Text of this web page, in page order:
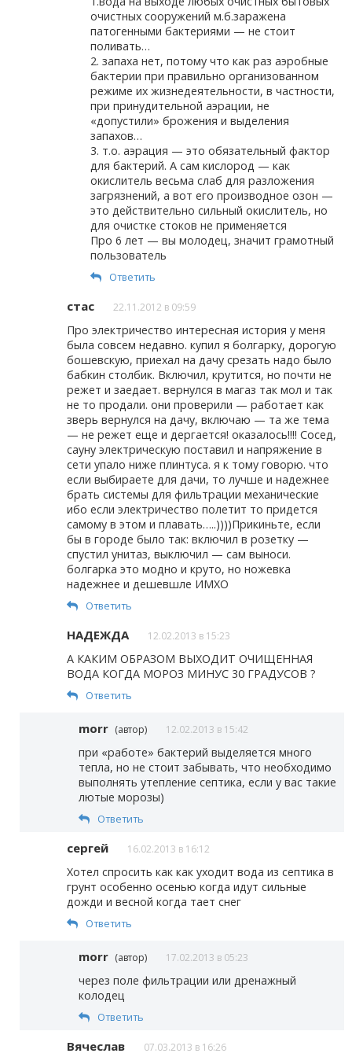
очистных сооружений м.б.заражена
патогенными бактериями — не стоит
поливать…
2. запаха нет, потому что как раз аэробные
бактерии при правильно организованном
режиме их жизнедеятельности, в частности,
при принудительной аэрации, не
«допустили» брожения и выделения
запахов…
3. т.о. аэрация — это обязательный фактор
для бактерий. А сам кислород — как
окислитель весьма слаб для разложения
загрязнений, а вот его производное озон —
это действительно сильный окислитель, но
для очистке стоков не применяется
Про 6 лет — вы молодец, значит грамотный
пользователь
Ответить
стас 22.11.2012 в 09:59
Про электричество интересная история у меня
была совсем недавно. купил я болгарку, дорогую
бошевскую, приехал на дачу срезать надо было
бабкин столбик. Включил, крутится, но почти не
режет и заедает. вернулся в магаз так мол и так
не то продали. они проверили — работает как
зверь вернулся на дачу, включаю — та же тема
— не режет еще и дергается! оказалось!!!! Сосед,
сауну электрическую поставил и напряжение в
сети упало ниже плинтуса. я к тому говорю. что
если выбираете для дачи, то лучше и надежнее
брать системы для фильтрации механические
ибо если электричество полетит то придется
самому в этом и плавать…..))))Прикиньте, если
бы в городе было так: включил в розетку —
спустил унитаз, выключил — сам выноси.
болгарка это модно и круто, но ножевка
надежнее и дешевшле ИМХО
Ответить
НАДЕЖДА 12.02.2013 в 15:23
А КАКИМ ОБРАЗОМ ВЫХОДИТ ОЧИЩЕННАЯ
ВОДА КОГДА МОРОЗ МИНУС 30 ГРАДУСОВ ?
Ответить
morr (автор) 12.02.2013 в 15:42
при «работе» бактерий выделяется много
тепла, но не стоит забывать, что необходимо
выполнять утепление септика, если у вас такие
лютые морозы)
Ответить
сергей 16.02.2013 в 16:12
Хотел спросить как как уходит вода из септика в
грунт особенно осенью когда идут сильные
дожди и весной когда тает снег
Ответить
morr (автор) 17.02.2013 в 05:23
через поле фильтрации или дренажный
колодец
Ответить
Вячеслав 07.03.2013 в 16:26